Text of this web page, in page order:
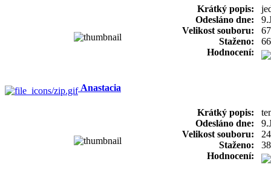
Krátký popis:
Odesláno dne:
Velikost souboru:
Staženo:
Hodnocení:
Anastacia
Krátký popis:
Odesláno dne:
Velikost souboru:
Staženo:
Hodnocení: